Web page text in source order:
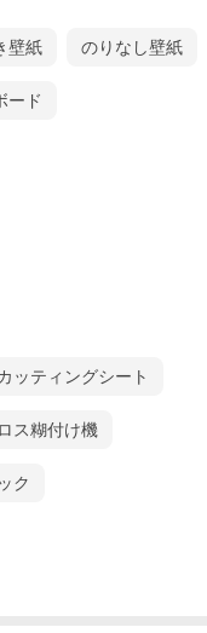
壁紙 のりなし壁紙
ード
ッティングシート
ス糊付け機
ク